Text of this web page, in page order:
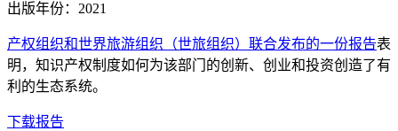
出版年份：2021
产权组织和世界旅游组织（世旅组织）联合发布的一份报告表
明，知识产权制度如何为该部门的创新、创业和投资创造了有
利的生态系统。
下载报告